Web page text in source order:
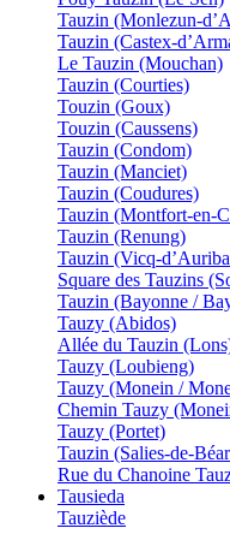
Tauzin (Monlezun-
Tauzin (Castex-
Le Tauzin (Mouchan)
Tauzin (Courties)
Touzin (Goux)
Touzin (Caussens)
Tauzin (Condom)
Tauzin (Manciet)
Tauzin (Coudures)
Tauzin (Montfort-en-
Tauzin (Renung)
Tauzin (Vicq-
Square des Tauzins
Tauzin (Bayonne /
Tauzy (Abidos)
Allée du Tauzin
Tauzy (Loubieng)
Tauzy (Monein /
Chemin Tauzy
Tauzy (Portet)
Tauzin (Salies-de-
Rue du Chanoine
Tausieda
Tauziède